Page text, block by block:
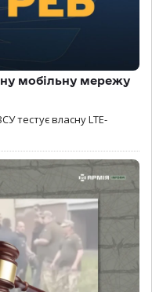
мобільну мережу
тестує власну LTE-